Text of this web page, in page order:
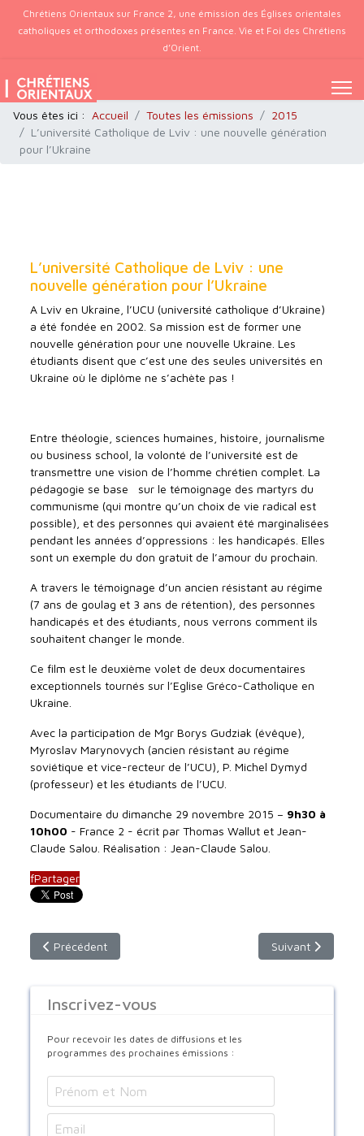
Chrétiens Orientaux sur France 2, une émission des Églises orientales
catholiques et orthodoxes présentes en France. Vie et Foi des Chrétiens
d’Orient.
Vous êtes ici : Accueil Toutes les émissions
2015
L’université Catholique de Lviv : une nouvelle génération
pour l’Ukraine
L’université Catholique de Lviv : une
nouvelle génération pour l’Ukraine
A Lviv en Ukraine, l’UCU (université catholique d’Ukraine)
a été fondée en 2002. Sa mission est de former une
nouvelle génération pour une nouvelle Ukraine. Les
étudiants disent que c’est une des seules universités en
Ukraine où le diplôme ne s’achète pas !
Entre théologie, sciences humaines, histoire, journalisme
ou business school, la volonté de l’université est de
transmettre une vision de l’homme chrétien complet. La
pédagogie se base sur le témoignage des martyrs du
communisme (qui montre qu’un choix de vie radical est
possible), et des personnes qui avaient été marginalisées
pendant les années d’oppressions : les handicapés. Elles
sont un exemple du don gratuit de l’amour du prochain.
A travers le témoignage d’un ancien résistant au régime
(7 ans de goulag et 3 ans de rétention), des personnes
handicapés et des étudiants, nous verrons comment ils
souhaitent changer le monde.
Ce film est le deuxième volet de deux documentaires
exceptionnels tournés sur l’Eglise Gréco-Catholique en
Ukraine.
Avec la participation de Mgr Borys Gudziak (évêque),
Myroslav Marynovych (ancien résistant au régime
soviétique et vice-recteur de l’UCU), P. Michel Dymyd
(professeur) et les étudiants de l’UCU.
Documentaire du dimanche 29 novembre 2015 – 9h30 à
10h00 - France 2 - écrit par Thomas Wallut et Jean-
Claude Salou. Réalisation : Jean-Claude Salou.
fPartager
Article précédent : Le Noël des enfants Melkites à Saint
Précédent Article suivant :
Suivant
Inscrivez-vous
Pour recevoir les dates de diffusions et les
programmes des prochaines émissions :